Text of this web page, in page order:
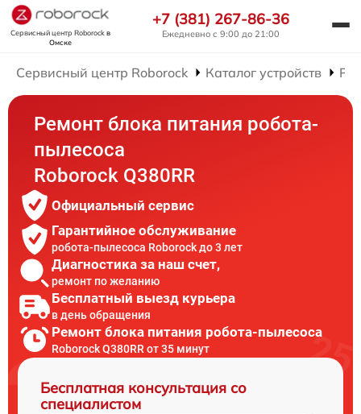
Сервисный центр Roborockв
Омске
+7 (381) 267-86-36
Ежедневно с 9:00 до 21:00
Сервисный центр Roborock Каталог устройств
Ремонт блока питания робота-
пылесоса
Roborock Q380RR
Официальный сервис
Гарантийное обслуживание
робота-пылесоса Roborock до 3 лет
Диагностика за наш счет,
ремонт по желанию
Бесплатный выезд курьера
в день обращения
Ремонт блока питания робота-пылесоса
Roborock Q380RR от 35 минут
Бесплатная консультация со
специалистом